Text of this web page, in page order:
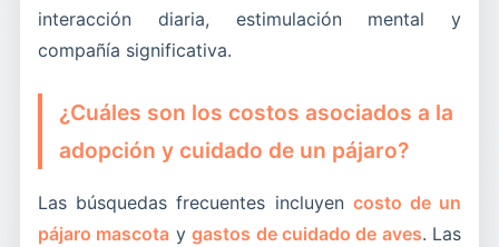
interacción diaria, estimulación mental y
compañía significativa.
¿Cuáles son los costos asociados a la
adopción y cuidado de un pájaro?
Las búsquedas frecuentes incluyen costo de un
pájaro mascota ygastos de cuidado de aves. Las